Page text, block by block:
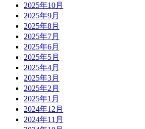
2025年10月
2025年9月
2025年8月
2025年7月
2025年6月
2025年5月
2025年4月
2025年3月
2025年2月
2025年1月
2024年12月
2024年11月